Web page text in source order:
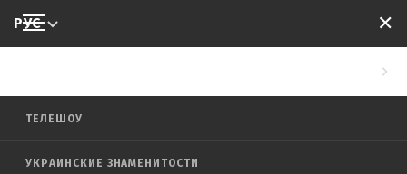
РУС ✕
ТЕЛЕШОУ
УКРАИНСКИЕ ЗНАМЕНИТОСТИ